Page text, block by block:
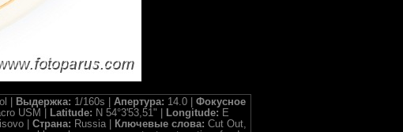
| Выдержка: 1/160s | Апертура: 14.0 | Фокусное
USM | Latitude: N 54°3'53,51" | Longitude: E
| Страна: Russia | Ключевые слова: Cut Out,